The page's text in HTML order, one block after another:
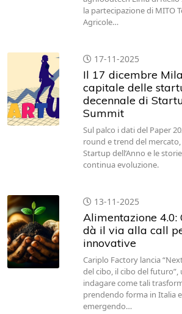
la partecipazione di MITO
Agricole…
17-11-2025
Il 17 dicembre
capitale delle
decennale di
Summit
Sul palco i dati del Paper
round e trend del
Startup dell’Anno e le
continua evoluzione.
13-11-2025
Alimentazione
dà il via alla call
innovative
Cariplo Factory lancia
del cibo, il cibo del
indagare come tali
prendendo forma in Italia
emergendo…